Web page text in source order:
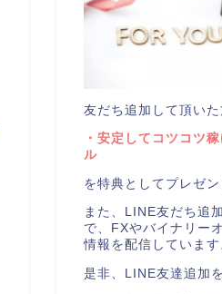
友だち追加して頂いた
・安定してコツコツ
ル
を特典としてプレゼン
また、LINE友だち追
で、FXやバイナリー
情報を配信しています
是非、LINE友達追加